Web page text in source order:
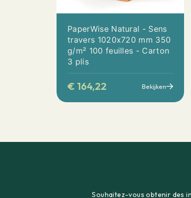
PaperWise Natural - Sens
travers 1020x720 mm 350
g/m² 100 feuilles - Carton
3 plis
€ 164,22 Bekijken
Souhaitez-vous obtenir des